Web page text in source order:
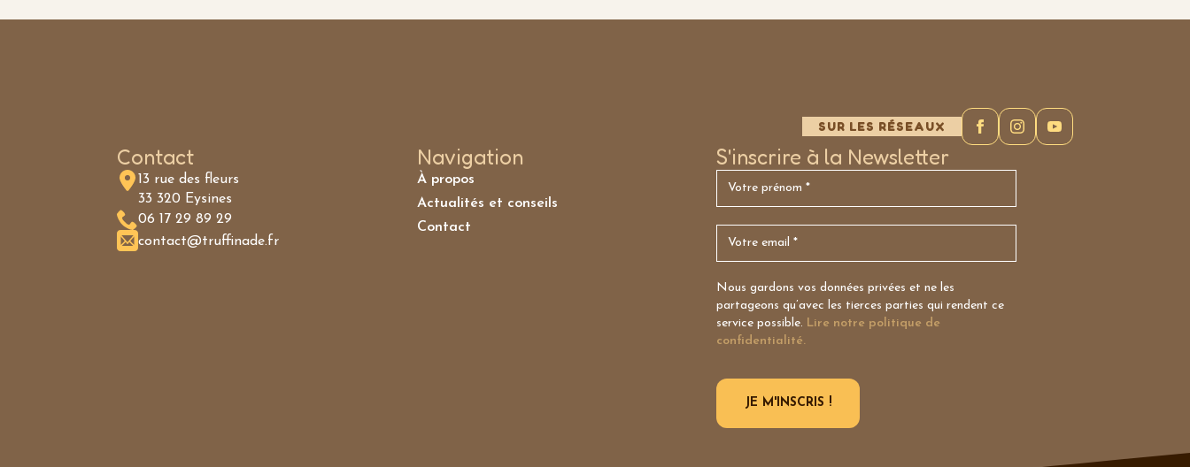
SUR LES RÉSEAUX
Contact
13 rue des fleurs
33 320 Eysines
06 17 29 89 29
contact@truffinade.fr
Navigation
À propos
Actualités et conseils
Contact
S'inscrire à la Newsletter
Nous gardons vos données privées et ne les
partageons qu’avec les tierces parties qui rendent ce
service possible. Lire notre politique de
confidentialité.